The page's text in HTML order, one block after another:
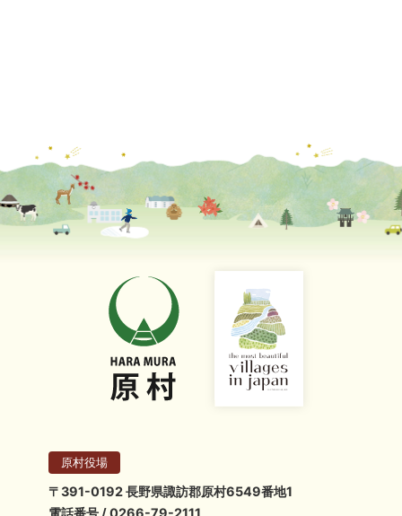
原村役場
〒391-0192 長野県諏訪郡原村6549番地1